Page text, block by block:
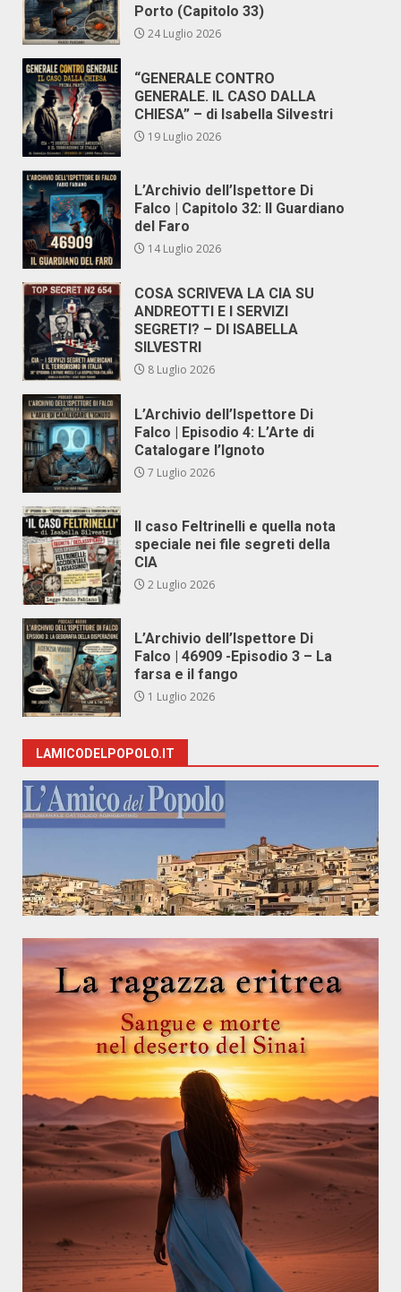
Porto (Capitolo 33)
24 Luglio 2026
“GENERALE CONTRO
GENERALE. IL CASO DALLA
CHIESA” – di Isabella Silvestri
19 Luglio 2026
L’Archivio dell’Ispettore Di
Falco | Capitolo 32: Il Guardiano
del Faro
14 Luglio 2026
COSA SCRIVEVA LA CIA SU
ANDREOTTI E I SERVIZI
SEGRETI? – DI ISABELLA
SILVESTRI
8 Luglio 2026
L’Archivio dell’Ispettore Di
Falco | Episodio 4: L’Arte di
Catalogare l’Ignoto
7 Luglio 2026
Il caso Feltrinelli e quella nota
speciale nei file segreti della
CIA
2 Luglio 2026
L’Archivio dell’Ispettore Di
Falco | 46909 -Episodio 3 – La
farsa e il fango
1 Luglio 2026
LAMICODELPOPOLO.IT